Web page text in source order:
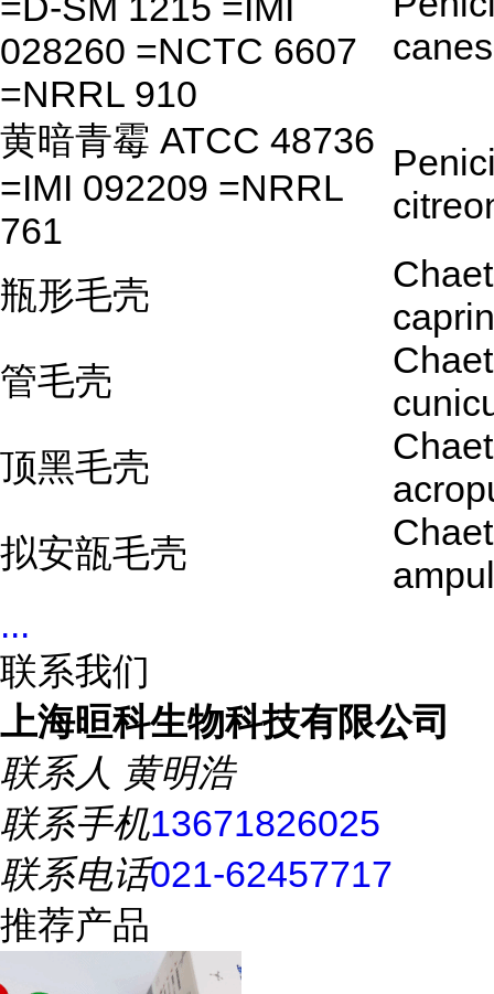
028260 =NCTC 6607
=NRRL 910
黄暗青霉 ATCC 48736
=IMI 092209 =NRRL
761
瓶形毛壳
管毛壳
顶黑毛壳
拟安瓿毛壳
...
联系我们
上海晅科生物科技有限公司
联系人 黄明浩
联系手机13671826025
联系电话021-62457717
推荐产品